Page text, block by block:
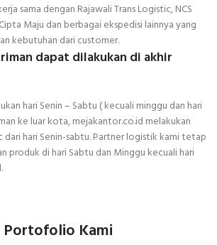
sama dengan Rajawali Trans Logistic, NCS
Maju dan berbagai ekspedisi lainnya yang
kebutuhan dari customer.
dapat dilakukan di akhir
hari Senin – Sabtu ( kecuali minggu dan hari
ke luar kota, mejakantor.co.id melakukan
hari Senin-sabtu. Partner logistik kami tetap
produk di hari Sabtu dan Minggu kecuali hari
Portofolio Kami